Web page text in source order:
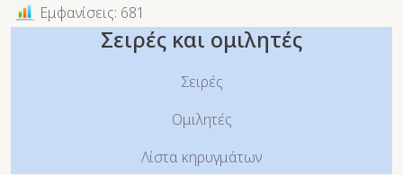
Εμφανίσεις: 681
Σειρές και ομιλητές
Σειρές
Ομιλητές
Λίστα κηρυγμάτων